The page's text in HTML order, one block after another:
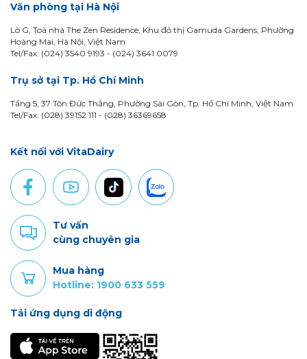
Văn phòng tại Hà Nội
Lô G, Toà nhà The Zen Residence, Khu đô thị Gamuda Gardens, Phường
Hoàng Mai, Hà Nội, Việt Nam
Tel/Fax: (024) 3540 9193 - (024) 3641 0079
Trụ sở tại Tp. Hồ Chí Minh
Tầng 5, 37 Tôn Đức Thắng, Phường Sài Gòn, Tp. Hồ Chí Minh, Việt Nam
Tel/Fax: (028) 39152 111 - (028) 36369658
Kết nối với VitaDairy
Tư vấn
cùng chuyên gia
Mua hàng
Hotline: 1900 633 559
Tải ứng dụng di động